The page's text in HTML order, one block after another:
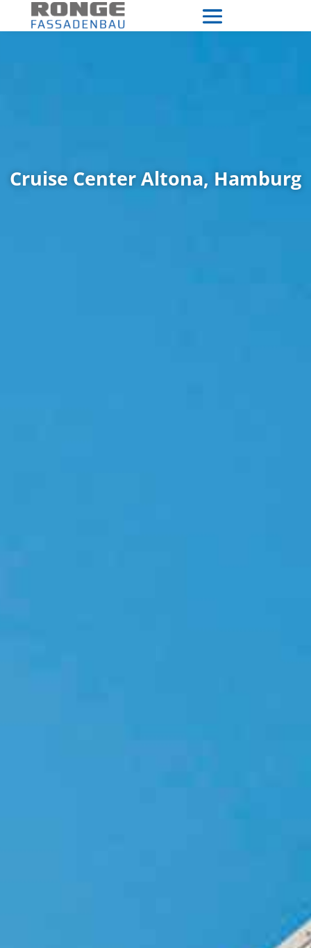
Cruise Center Altona, Hamburg